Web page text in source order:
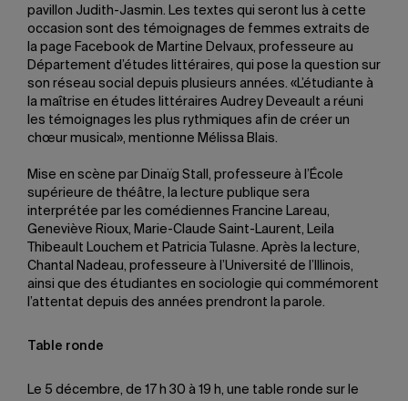
pavillon Judith-Jasmin. Les textes qui seront lus à cette
occasion sont des témoignages de femmes extraits de
la page Facebook de Martine Delvaux, professeure au
Département d’études littéraires, qui pose la question sur
son réseau social depuis plusieurs années. «L’étudiante à
la maîtrise en études littéraires Audrey Deveault a réuni
les témoignages les plus rythmiques afin de créer un
chœur musical», mentionne Mélissa Blais.
Mise en scène par Dinaïg Stall, professeure à l’École
supérieure de théâtre, la lecture publique sera
interprétée par les comédiennes Francine Lareau,
Geneviève Rioux, Marie-Claude Saint-Laurent, Leila
Thibeault Louchem et Patricia Tulasne. Après la lecture,
Chantal Nadeau, professeure à l’Université de l’Illinois,
ainsi que des étudiantes en sociologie qui commémorent
l’attentat depuis des années prendront la parole.
Table ronde
Le 5 décembre, de 17 h 30 à 19 h, une table ronde sur le